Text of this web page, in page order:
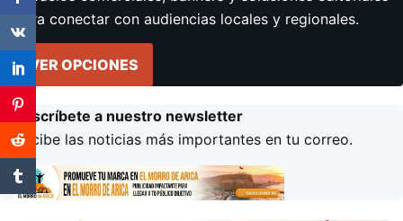
para conectar con audiencias locales y regionales.
VER OPCIONES
Suscríbete a nuestro newsletter
Recibe las noticias más importantes en tu correo.